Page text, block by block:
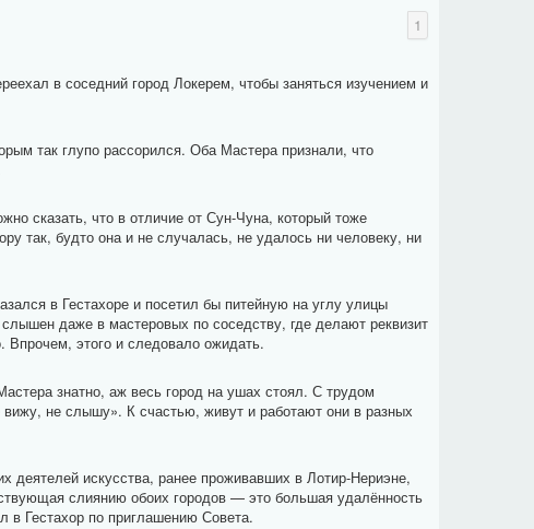
1
в соседний город Локерем, чтобы заняться изучением и
так глупо рассорился. Оба Мастера признали, что
сказать, что в отличие от Сун-Чуна, который тоже
так, будто она и не случалась, не удалось ни человеку, ни
в Гестахоре и посетил бы питейную на углу улицы
даже в мастеровых по соседству, где делают реквизит
Впрочем, этого и следовало ожидать.
знатно, аж весь город на ушах стоял. С трудом
не слышу». К счастью, живут и работают они в разных
деятелей искусства, ранее проживавших в Лотир-Нериэне,
слиянию обоих городов — это большая удалённость
в Гестахор по приглашению Совета.